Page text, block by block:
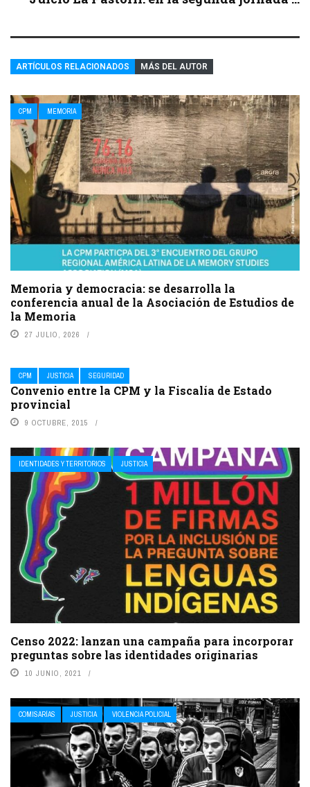
ARTÍCULOS RELACIONADOS MÁS DEL AUTOR
CPM MEMORIA
Memoria y democracia: se desarrolla la
conferencia anual de la Asociación de Estudios de
la Memoria
27 JULIO, 2026
CPM JUSTICIA SEGURIDAD
Convenio entre la CPM y la Fiscalía de Estado
provincial
9 OCTUBRE, 2015
IDENTIDADES Y TERRITORIOS JUSTICIA
Censo 2022: lanzan una campaña para incorporar
preguntas sobre las identidades originarias
10 JUNIO, 2021
COMISARÍAS JUSTICIA VIOLENCIA POLICIAL